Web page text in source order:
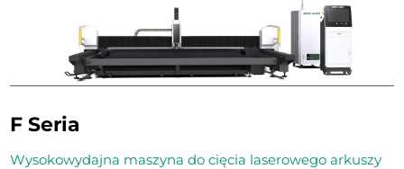
F Seria
Wysokowydajna maszyna do cięcia laserowego arkuszy